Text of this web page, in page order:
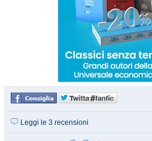
Leggi le 3 recensioni